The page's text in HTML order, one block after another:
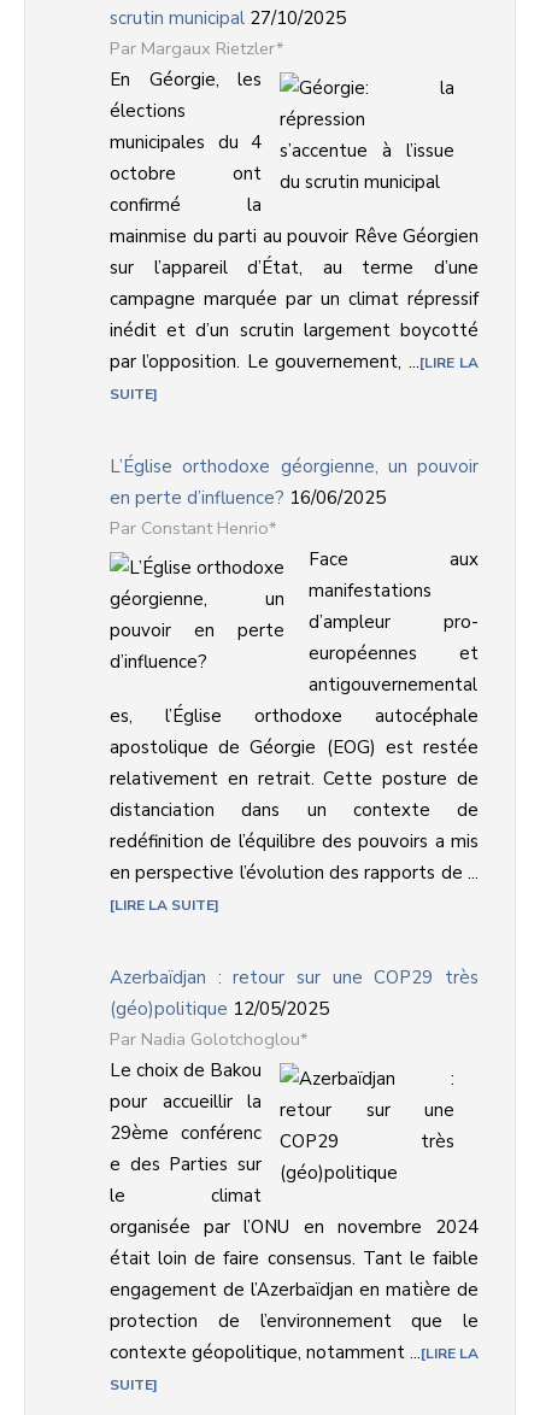
scrutin municipal 27/10/2025
Margaux Rietzler*
En Géorgie, les
élections
municipales du 4
octobre ont
confirmé la
mainmise du parti au pouvoir Rêve Géorgien
sur l’appareil d’État, au terme d’une
campagne marquée par un climat répressif
inédit et d’un scrutin largement boycotté
par l’opposition. Le gouvernement, ... LIRE LA
SUITE
L’Église orthodoxe géorgienne, un pouvoir
en perte d’influence? 16/06/2025
Constant Henrio*
Face aux
manifestations
d’ampleur pro-
européennes et
antigouvernemental
es, l’Église orthodoxe autocéphale
apostolique de Géorgie (EOG) est restée
relativement en retrait. Cette posture de
distanciation dans un contexte de
redéfinition de l’équilibre des pouvoirs a mis
en perspective l’évolution des rapports de ...
LIRE LA SUITE
Azerbaïdjan : retour sur une COP29 très
(géo)politique 12/05/2025
Nadia Golotchoglou*
Le choix de Bakou
pour accueillir la
29ème conférenc
e des Parties sur
le climat
organisée par l’ONU en novembre 2024
était loin de faire consensus. Tant le faible
engagement de l’Azerbaïdjan en matière de
protection de l’environnement que le
contexte géopolitique, notamment ... LIRE LA
SUITE